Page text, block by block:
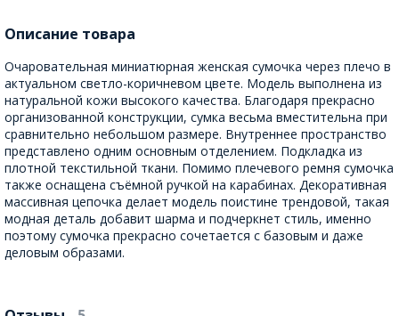
Описание товара
Очаровательная миниатюрная женская сумочка через плечо в
актуальном светло-коричневом цвете. Модель выполнена из
натуральной кожи высокого качества. Благодаря прекрасно
организованной конструкции, сумка весьма вместительна при
сравнительно небольшом размере. Внутреннее пространство
представлено одним основным отделением. Подкладка из
плотной текстильной ткани. Помимо плечевого ремня сумочка
также оснащена съёмной ручкой на карабинах. Декоративная
массивная цепочка делает модель поистине трендовой, такая
модная деталь добавит шарма и подчеркнет стиль, именно
поэтому сумочка прекрасно сочетается с базовым и даже
деловым образами.